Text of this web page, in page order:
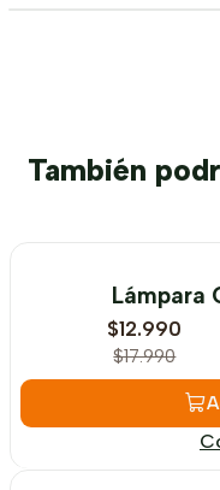
También
OFF
Lámpara
$12.990
$17.990